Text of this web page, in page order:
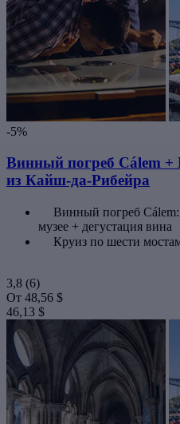
-5%
Винный погреб Cálem +
из Кайш-да-Рибейра
Винный погреб
музее + дегустация вина
Круиз по шести
3,8 (6)
От 48,56 $
46,13 $